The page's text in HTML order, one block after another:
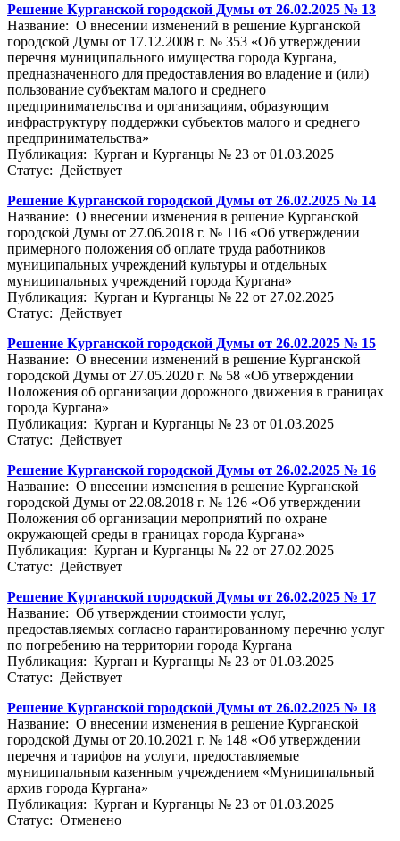
Решение Курганской городской Думы от 26.02.2025 № 13
Название: О внесении изменений в решение Курганской
городской Думы от 17.12.2008 г. № 353 «Об утверждении
перечня муниципального имущества города Кургана,
предназначенного для предоставления во владение и (или)
пользование субъектам малого и среднего
предпринимательства и организациям, образующим
инфраструктуру поддержки субъектов малого и среднего
предпринимательства»
Публикация: Курган и Курганцы № 23 от 01.03.2025
Статус: Действует
Решение Курганской городской Думы от 26.02.2025 № 14
Название: О внесении изменения в решение Курганской
городской Думы от 27.06.2018 г. № 116 «Об утверждении
примерного положения об оплате труда работников
муниципальных учреждений культуры и отдельных
муниципальных учреждений города Кургана»
Публикация: Курган и Курганцы № 22 от 27.02.2025
Статус: Действует
Решение Курганской городской Думы от 26.02.2025 № 15
Название: О внесении изменений в решение Курганской
городской Думы от 27.05.2020 г. № 58 «Об утверждении
Положения об организации дорожного движения в границах
города Кургана»
Публикация: Курган и Курганцы № 23 от 01.03.2025
Статус: Действует
Решение Курганской городской Думы от 26.02.2025 № 16
Название: О внесении изменения в решение Курганской
городской Думы от 22.08.2018 г. № 126 «Об утверждении
Положения об организации мероприятий по охране
окружающей среды в границах города Кургана»
Публикация: Курган и Курганцы № 22 от 27.02.2025
Статус: Действует
Решение Курганской городской Думы от 26.02.2025 № 17
Название: Об утверждении стоимости услуг,
предоставляемых согласно гарантированному перечню услуг
по погребению на территории города Кургана
Публикация: Курган и Курганцы № 23 от 01.03.2025
Статус: Действует
Решение Курганской городской Думы от 26.02.2025 № 18
Название: О внесении изменения в решение Курганской
городской Думы от 20.10.2021 г. № 148 «Об утверждении
перечня и тарифов на услуги, предоставляемые
муниципальным казенным учреждением «Муниципальный
архив города Кургана»
Публикация: Курган и Курганцы № 23 от 01.03.2025
Статус: Отменено